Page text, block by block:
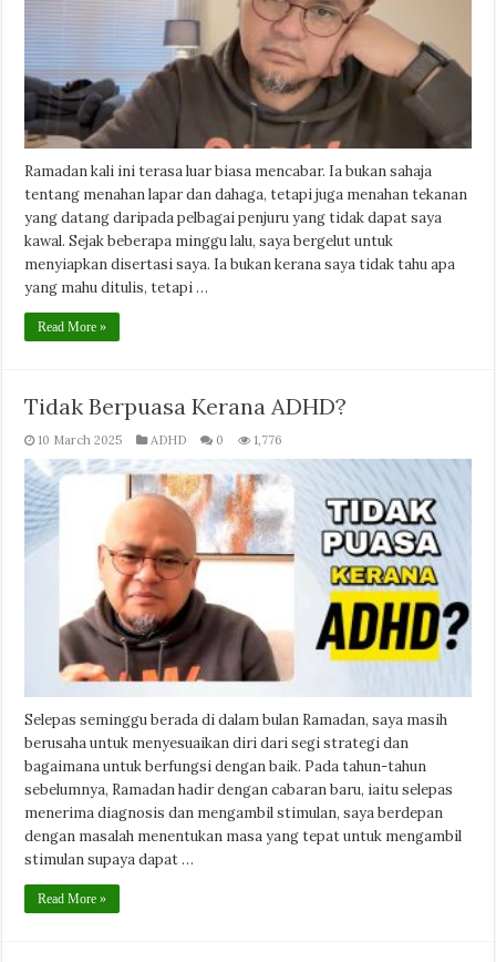
Ramadan kali ini terasa luar biasa mencabar. Ia bukan sahaja
tentang menahan lapar dan dahaga, tetapi juga menahan tekanan
yang datang daripada pelbagai penjuru yang tidak dapat saya
kawal. Sejak beberapa minggu lalu, saya bergelut untuk
menyiapkan disertasi saya. Ia bukan kerana saya tidak tahu apa
yang mahu ditulis, tetapi …
Read More »
Tidak Berpuasa Kerana ADHD?
10 March 2025 ADHD 0 1,776
Selepas seminggu berada di dalam bulan Ramadan, saya masih
berusaha untuk menyesuaikan diri dari segi strategi dan
bagaimana untuk berfungsi dengan baik. Pada tahun-tahun
sebelumnya, Ramadan hadir dengan cabaran baru, iaitu selepas
menerima diagnosis dan mengambil stimulan, saya berdepan
dengan masalah menentukan masa yang tepat untuk mengambil
stimulan supaya dapat …
Read More »